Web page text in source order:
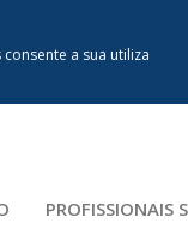
a sua utiliza
PROFISSIONAIS